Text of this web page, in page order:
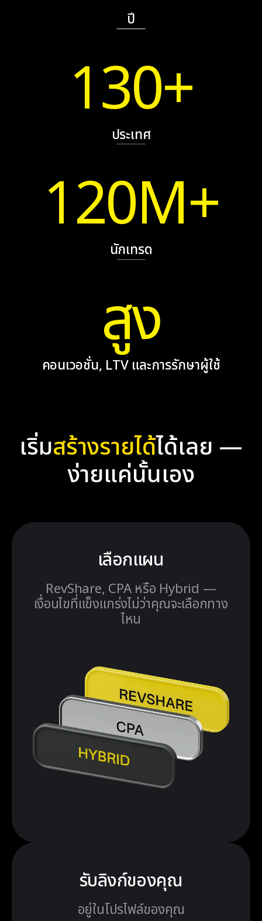
ปี
130+
ประเทศ
120M+
นักเทรด
สูง
คอนเวอชั่น, LTV และการรักษาผู้ใช้
เริ่มสร้างรายได้ได้เลย —
ง่ายแค่นั้นเอง
เลือกแผน
RevShare, CPA หรือ Hybrid —
เงื่อนไขที่แข็งแกร่งไม่ว่าคุณจะเลือกทาง
ไหน
รับลิงก์ของคุณ
อยู่ในโปรไฟล์ของคุณ